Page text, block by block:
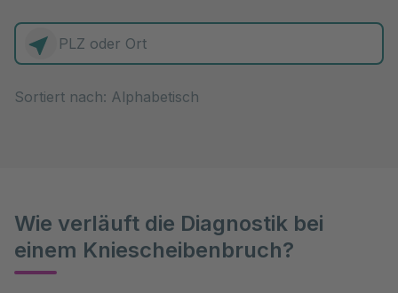
Wie verläuft die Diagnostik bei
einem Kniescheibenbruch?